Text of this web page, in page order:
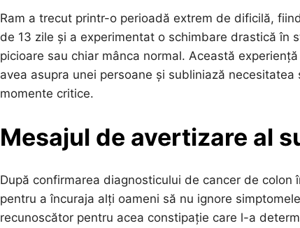
Ram a trecut printr-o perioadă extrem de dificilă,
de 13 zile și a experimentat o schimbare drastică în
picioare sau chiar mânca normal. Această
avea asupra unei persoane și subliniază
momente critice.
Mesajul de avertizare al
După confirmarea diagnosticului de cancer de
pentru a încuraja alți oameni să nu ignore
recunoscător pentru acea constipație care l-a